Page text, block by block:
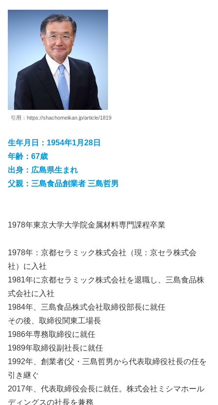
引用：https://shachomeikan.jp/article/1819
生年月日：1954年1月28日
年齢：67歳
出身：広島県生まれ
父親：三島食品創業者 三島哲男
1978年東京大学大学院金属材料専門課程卒業
1978年：京都セラミック株式会社（現：京セラ株式会
社）に入社
1981年に京都セラミック株式会社を退職し、三島食品株
式会社に入社
1984年、三島食品株式会社取締役部長に就任
その後、取締役関東工場長
1986年専務取締役に就任
1989年取締役副社長に就任
1992年、創業者(父・三島哲男から代表取締役社長の任を
引き継ぐ
2017年、代表取締役会長に就任。株式会社ミシマホール
ディングスの社長を兼務